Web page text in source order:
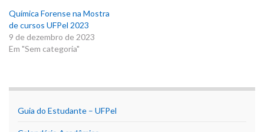
Química Forense na Mostra
de cursos UFPel 2023
9 de dezembro de 2023
Em "Sem categoria"
Guia do Estudante – UFPel